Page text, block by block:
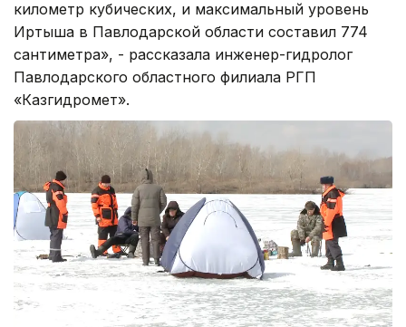
километр кубических, и максимальный уровень
Иртыша в Павлодарской области составил 774
сантиметра», - рассказала инженер-гидролог
Павлодарского областного филиала РГП
«Казгидромет».